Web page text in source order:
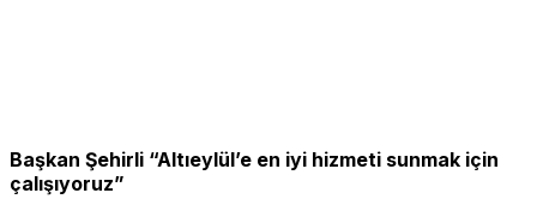
Başkan Şehirli “Altıeylül’e en iyi hizmeti sunmak için
çalışıyoruz”